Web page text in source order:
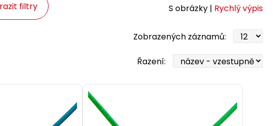
filtry S obrázky | Rychlý výpis
Zobrazených záznamů:
Řazení: